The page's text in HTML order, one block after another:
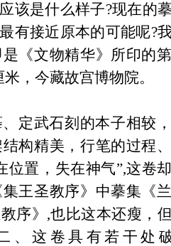
该是什么样子?现在的
有接近原本的可能呢?
《文物精华》所印的第
，今藏故宫博物院。
定武石刻的本子相较
构精美，行笔的过程
位置，失在神气”,这卷
王圣教序》中摹集《
序》,也比这本还瘦，
、这卷具有若干处